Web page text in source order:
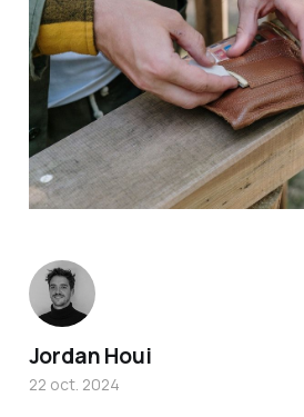
Titulair
e de la
Jordan Houi
22 oct. 2024